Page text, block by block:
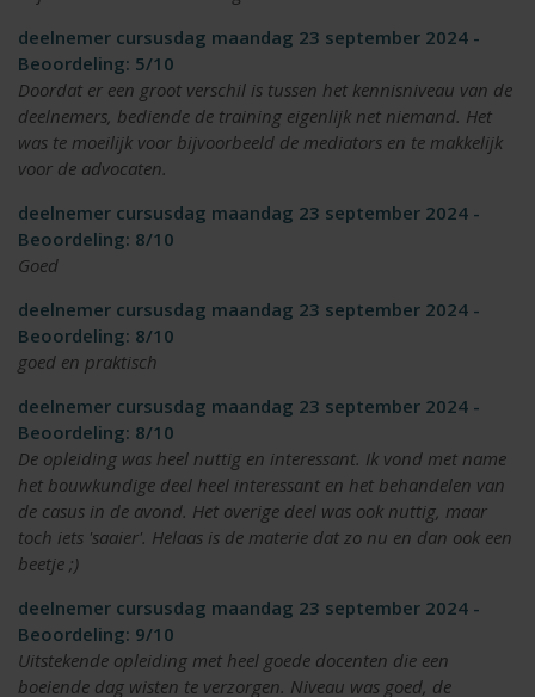
deelnemer cursusdag maandag 23 september 2024 -
Beoordeling: 5/10
Doordat er een groot verschil is tussen het kennisniveau van de
deelnemers, bediende de training eigenlijk net niemand. Het
was te moeilijk voor bijvoorbeeld de mediators en te makkelijk
voor de advocaten.
deelnemer cursusdag maandag 23 september 2024 -
Beoordeling: 8/10
Goed
deelnemer cursusdag maandag 23 september 2024 -
Beoordeling: 8/10
goed en praktisch
deelnemer cursusdag maandag 23 september 2024 -
Beoordeling: 8/10
De opleiding was heel nuttig en interessant. Ik vond met name
het bouwkundige deel heel interessant en het behandelen van
de casus in de avond. Het overige deel was ook nuttig, maar
toch iets 'saaier'. Helaas is de materie dat zo nu en dan ook een
beetje ;)
deelnemer cursusdag maandag 23 september 2024 -
Beoordeling: 9/10
Uitstekende opleiding met heel goede docenten die een
boeiende dag wisten te verzorgen. Niveau was goed, de